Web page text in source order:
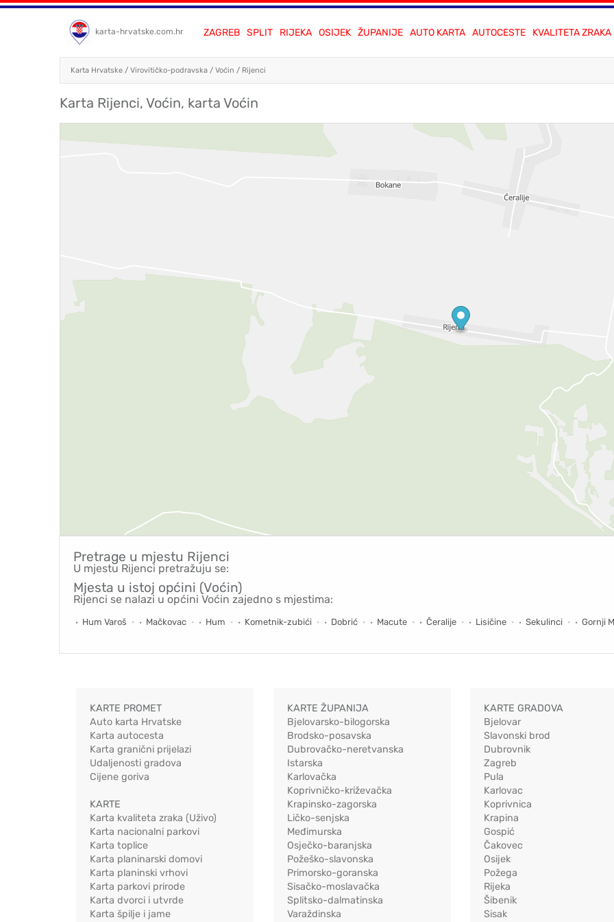
karta-hrvatske.com.hr ZAGREB SPLIT RIJEKA OSIJEK ŽUPANIJE AUTO KARTA AUTOCESTE KVALITETA ZRAKA
Karta Hrvatske / Virovitičko-podravska / Voćin / Rijenci
Karta Rijenci, Voćin, karta Voćin
Pretrage u mjestu Rijenci
U mjestu Rijenci pretražuju se:
Mjesta u istoj općini (Voćin)
Rijenci se nalazi u općini Voćin zajedno s mjestima:
Hum Varoš Mačkovac Hum Kometnik-zubići Dobrić Macute Čeralije Lisičine Sekulinci Gornji
KARTE PROMET
Auto karta Hrvatske
Karta autocesta
Karta granični prijelazi
Udaljenosti gradova
Cijene goriva
KARTE
Karta kvaliteta zraka (Uživo)
Karta nacionalni parkovi
Karta toplice
Karta planinarski domovi
Karta planinski vrhovi
Karta parkovi prirode
Karta dvorci i utvrde
Karta špilje i jame
KARTE ŽUPANIJA
Bjelovarsko-bilogorska
Brodsko-posavska
Dubrovačko-neretvanska
Istarska
Karlovačka
Koprivničko-križevačka
Krapinsko-zagorska
Ličko-senjska
Međimurska
Osječko-baranjska
Požeško-slavonska
Primorsko-goranska
Sisačko-moslavačka
Splitsko-dalmatinska
Varaždinska
KARTE GRADOVA
Bjelovar
Slavonski brod
Dubrovnik
Zagreb
Pula
Karlovac
Koprivnica
Krapina
Gospić
Čakovec
Osijek
Požega
Rijeka
Šibenik
Sisak